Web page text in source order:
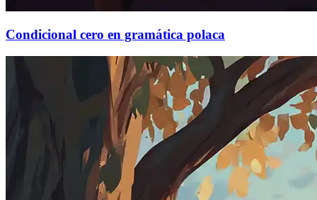
Condicional cero en gramática polaca